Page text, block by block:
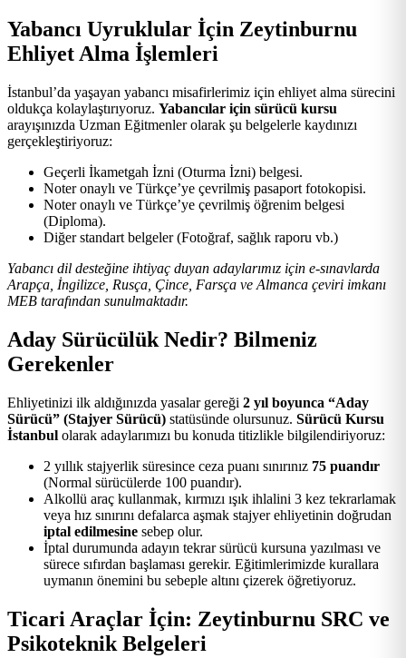
Yabancı Uyruklular İçin Zeytinburnu
Ehliyet Alma İşlemleri
İstanbul’da yaşayan yabancı misafirlerimiz için ehliyet alma sürecini
oldukça kolaylaştırıyoruz. Yabancılar için sürücü kursu
arayışınızda Uzman Eğitmenler olarak şu belgelerle kaydınızı
gerçekleştiriyoruz:
Geçerli İkametgah İzni (Oturma İzni) belgesi.
Noter onaylı ve Türkçe’ye çevrilmiş pasaport fotokopisi.
Noter onaylı ve Türkçe’ye çevrilmiş öğrenim belgesi
(Diploma).
Diğer standart belgeler (Fotoğraf, sağlık raporu vb.)
Yabancı dil desteğine ihtiyaç duyan adaylarımız için e-sınavlarda
Arapça, İngilizce, Rusça, Çince, Farsça ve Almanca çeviri imkanı
MEB tarafından sunulmaktadır.
Aday Sürücülük Nedir? Bilmeniz
Gerekenler
Ehliyetinizi ilk aldığınızda yasalar gereği 2 yıl boyunca “Aday
Sürücü” (Stajyer Sürücü) statüsünde olursunuz. Sürücü Kursu
İstanbul olarak adaylarımızı bu konuda titizlikle bilgilendiriyoruz:
2 yıllık stajyerlik süresince ceza puanı sınırınız 75 puandır
(Normal sürücülerde 100 puandır).
Alkollü araç kullanmak, kırmızı ışık ihlalini 3 kez tekrarlamak
veya hız sınırını defalarca aşmak stajyer ehliyetinin doğrudan
iptal edilmesine sebep olur.
İptal durumunda adayın tekrar sürücü kursuna yazılması ve
sürece sıfırdan başlaması gerekir. Eğitimlerimizde kurallara
uymanın önemini bu sebeple altını çizerek öğretiyoruz.
Ticari Araçlar İçin: Zeytinburnu SRC ve
Psikoteknik Belgeleri